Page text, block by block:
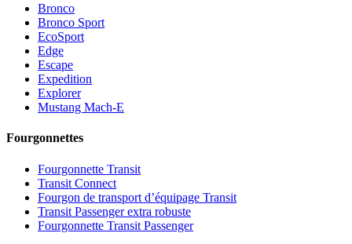
Bronco
Bronco Sport
EcoSport
Edge
Escape
Expedition
Explorer
Mustang Mach-E
Fourgonnettes
Fourgonnette Transit
Transit Connect
Fourgon de transport d’équipage Transit
Transit Passenger extra robuste
Fourgonnette Transit Passenger